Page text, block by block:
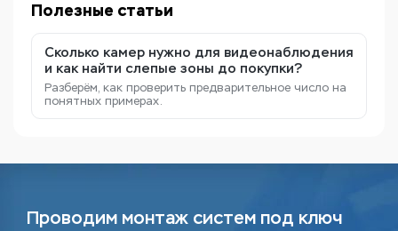
Полезные статьи
Сколько камер нужно для видеонаблюдения
и как найти слепые зоны до покупки?
Разберём, как проверить предварительное число на
понятных примерах.
Проводим монтаж систем под ключ